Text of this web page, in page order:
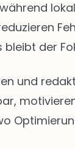
der
und